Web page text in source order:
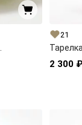
21
2 300